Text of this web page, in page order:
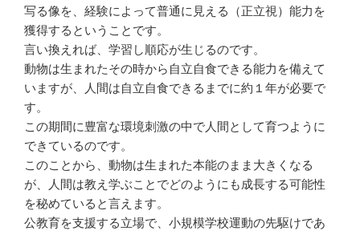
写る像を、経験によって普通に見える（正立視）能力を
獲得するということです。
言い換えれば、学習し順応が生じるのです。
動物は生まれたその時から自立自食できる能力を備えて
いますが、人間は自立自食できるまでに約１年が必要で
す。
この期間に豊富な環境刺激の中で人間として育つように
できているのです。
このことから、動物は生まれた本能のまま大きくなる
が、人間は教え学ぶことでどのようにも成長する可能性
を秘めていると言えます。
公教育を支援する立場で、小規模学校運動の先駆けであ